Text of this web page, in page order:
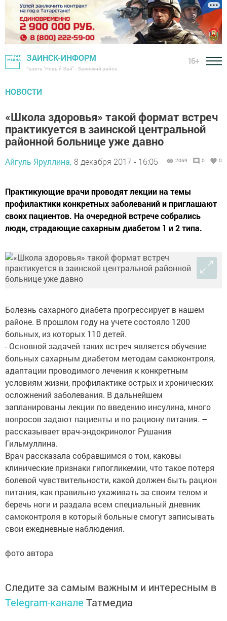
ЗАИНСК-ИНФОРМ
Газета "Новый Зай" - Заинский район
16+
НОВОСТИ
«Школа здоровья» такой формат встреч
практикуется в заинской центральной
районной больнице уже давно
Айгуль Яруллина, 8 декабря 2017 - 16:05 2069 0 0
Практикующие врачи проводят лекции на темы
профилактики конкретных заболеваний и приглашают
своих пациентов. На очередной встрече собрались
люди, страдающие сахарным диабетом 1 и 2 типа.
Болезнь сахарного диабета прогрессирует в нашем
районе. В прошлом году на учете состояло 1200
больных, из которых 110 детей.
- Основной задачей таких встреч является обучение
больных сахарным диабетом методам самоконтроля,
адаптации проводимого лечения к конкретным
условиям жизни, профилактике острых и хронических
осложнений заболевания. В дальнейшем
запланированы лекции по введению инсулина, много
вопросов задают пациенты и по рациону питания. –
рассказывает врач-эндокринолог Рушания
Гильмуллина.
Врач рассказала собравшимся о том, каковы
клинические признаки гипогликемии, что такое потеря
болевой чувствительности, какой должен быть рацион
питания, как правильно ухаживать за своим телом и
беречь ноги и раздала всем специальный дневник
самоконтроля в который больные смогут записывать
свои ежедневные наблюдения.
фото автора
Следите за самым важным и интересным в
Telegram-канале Татмедиа